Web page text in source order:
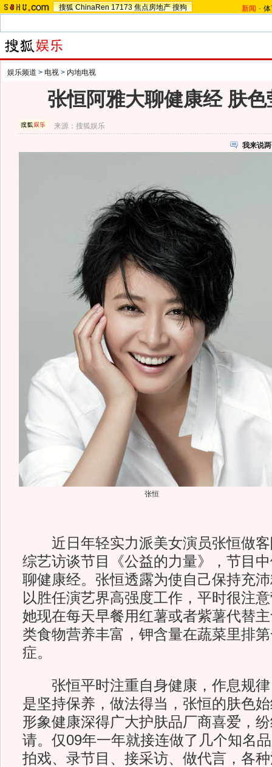
搜狐 ChinaRen 17173 焦点房地产 搜狗 新闻 -
娱乐频道 > 电视 > 内地电视
张恒阿雅大聊健康经 肤
来源：搜狐娱乐
我来说
张恒
近日年轻实力派美女演员张恒做客
综艺访谈节目《公益的力量》，节目
聊健康经。张恒透露为使自己保持充
以胜任演艺界高强度工作，平时很注
她现在每天早餐用红薯或者紫薯代替
类食物营养丰富，钾含量在蔬菜里排
症。
张恒平时注重自身健康，作息规律
是坚持保养，做法得当，张恒的肤色
形象健康深得广大护肤品厂商喜爱，
请。仅09年一年就接连做了几个知名
拍戏、录节目、接采访、做代言，各